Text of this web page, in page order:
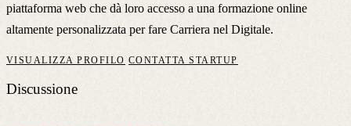
piattaforma web che dà loro accesso a una formazione online
altamente personalizzata per fare Carriera nel Digitale.
VISUALIZZA PROFILO CONTATTA STARTUP
Discussione